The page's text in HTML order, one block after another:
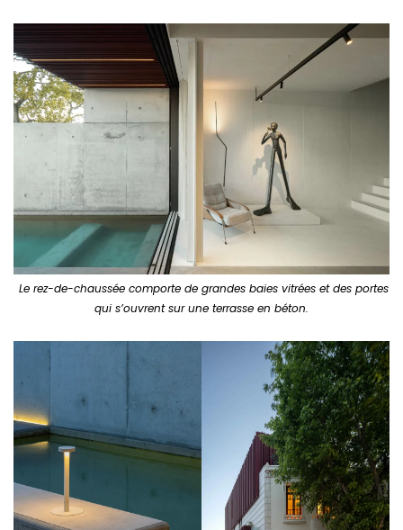
Le rez-de-chaussée comporte de grandes baies vitrées et des portes
qui s’ouvrent sur une terrasse en béton.